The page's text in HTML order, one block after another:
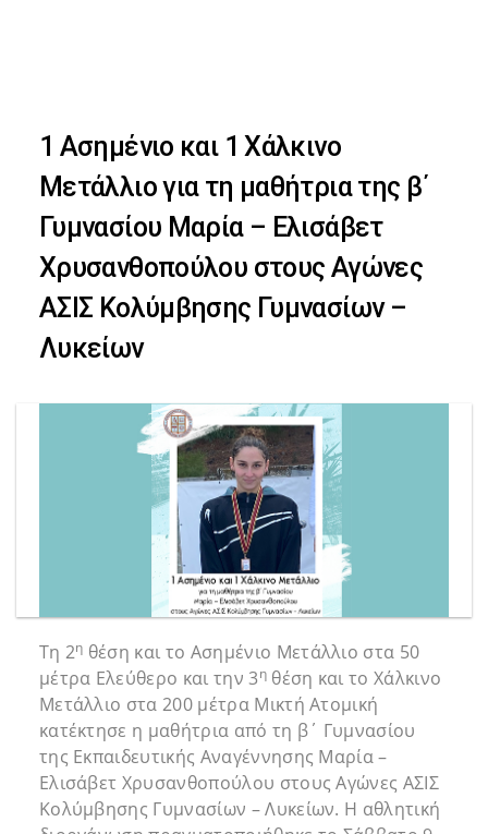
navigation
to
content
1 Ασημένιο και 1 Χάλκινο
Μετάλλιο για τη μαθήτρια της β΄
Γυμνασίου Μαρία – Ελισάβετ
Χρυσανθοπούλου στους Αγώνες
ΑΣΙΣ Κολύμβησης Γυμνασίων –
Λυκείων
Τη 2η θέση και το Ασημένιο Μετάλλιο στα 50
μέτρα Ελεύθερο και την 3ηθέση και το Χάλκινο
Μετάλλιο στα 200 μέτρα Μικτή Ατομική
κατέκτησε η μαθήτρια από τη β΄ Γυμνασίου
της Εκπαιδευτικής Αναγέννησης Μαρία –
Ελισάβετ Χρυσανθοπούλου στους Αγώνες ΑΣΙΣ
Κολύμβησης Γυμνασίων – Λυκείων. Η αθλητική